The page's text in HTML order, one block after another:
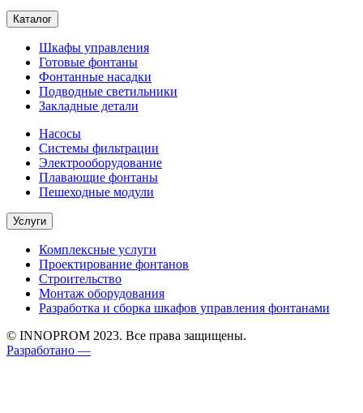
Каталог
Шкафы управления
Готовые фонтаны
Фонтанные насадки
Подводные светильники
Закладные детали
Насосы
Системы фильтрации
Электрооборудование
Плавающие фонтаны
Пешеходные модули
Услуги
Комплексные услуги
Проектирование фонтанов
Строительство
Монтаж оборудования
Разработка и сборка шкафов управления фонтанами
© INNOPROM 2023. Все права защищены.
Разработано —